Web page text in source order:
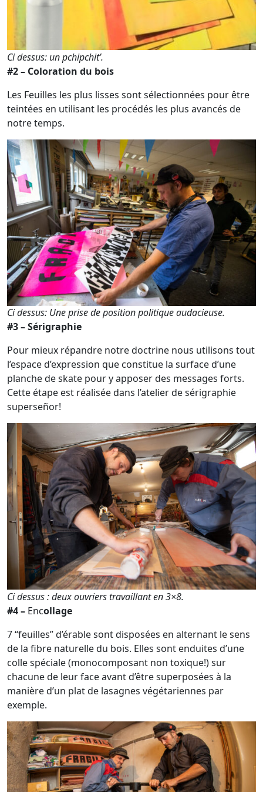
Ci dessus: un pchipchit’.
#2 – Coloration du bois
Les Feuilles les plus lisses sont sélectionnées pour être
teintées en utilisant les procédés les plus avancés de
notre temps.
Ci dessus: Une prise de position politique audacieuse.
#3 – Sérigraphie
Pour mieux répandre notre doctrine nous utilisons tout
l’espace d’expression que constitue la surface d’une
planche de skate pour y apposer des messages forts.
Cette étape est réalisée dans l’atelier de sérigraphie
superseñor!
Ci dessus : deux ouvriers travaillant en 3×8.
#4 – Encollage
7 “feuilles” d’érable sont disposées en alternant le sens
de la fibre naturelle du bois. Elles sont enduites d’une
colle spéciale (monocomposant non toxique!) sur
chacune de leur face avant d’être superposées à la
manière d’un plat de lasagnes végétariennes par
exemple.